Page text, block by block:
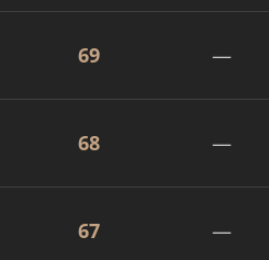
69 —
68 —
67 —